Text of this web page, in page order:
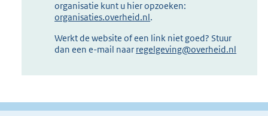
organisatie kunt u hier opzoeken:
organisaties.overheid.nl.
Werkt de website of een link niet goed? Stuur
dan een e-mail naar regelgeving@overheid.nl